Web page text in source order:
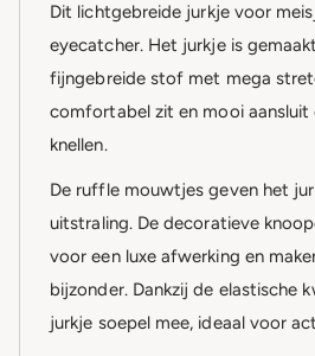
Dit lichtgebreide jurkje voor
eyecatcher. Het jurkje is
fijngebreide stof met mega
comfortabel zit en mooi
knellen.
De ruffle mouwtjes geven het
uitstraling. De decoratieve
voor een luxe afwerking en
bijzonder. Dankzij de elastische
jurkje soepel mee, ideaal voor